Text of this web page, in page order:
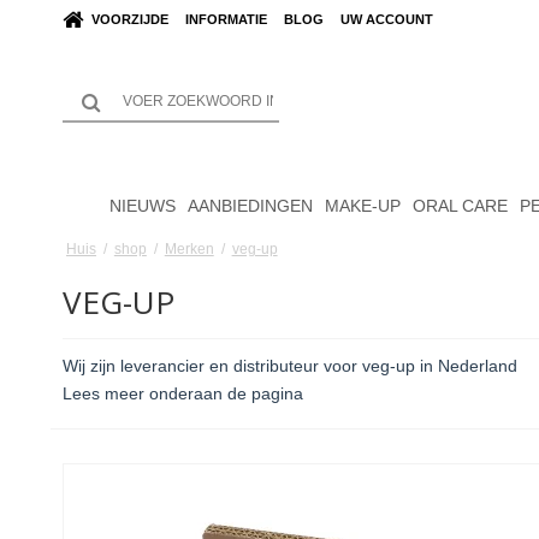
VOORZIJDE INFORMATIE BLOG UW ACCOUNT
NIEUWS AANBIEDINGEN MAKE-UP ORAL CARE
Huis / shop / Merken / veg-up
VEG-UP
Wij zijn leverancier en distributeur voor veg-up in Nederland
Lees meer onderaan de pagina